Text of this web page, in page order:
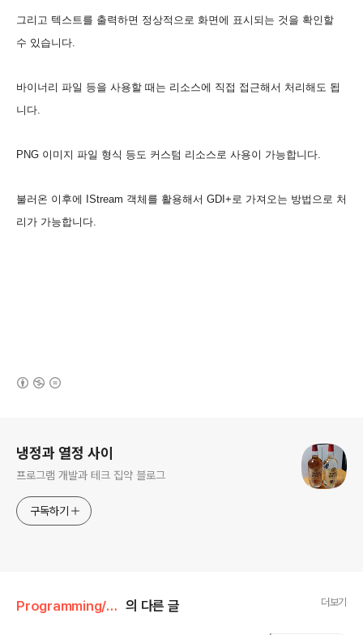
그리고 텍스트를 출력하면 정상적으로 화면에 표시되는 것을 확인할
수 있습니다.
바이너리 파일 등을 사용할 때는 리소스에 직접 접근해서 처리해도 됩
니다.
PNG 이미지 파일 형식 등도 커스텀 리소스로 사용이 가능합니다.
불러온 이후에 IStream 객체를 활용해서 GDI+로 가져오는 방법으로 처
리가 가능합니다.
냉정과 열정 사이
프로그램 개발과 테크 집약 블로그
구독하기
Programming/Win32&MFC&COM 의 다른 글 더보기